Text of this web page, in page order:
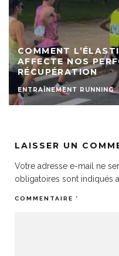
COMMENT
AFFECTE NOS
RÉCUPÉRATION
ENTRAÎNEMENT RUNNING
LAISSER UN
Votre adresse e-mail ne
obligatoires sont indiqués
COMMENTAIRE *